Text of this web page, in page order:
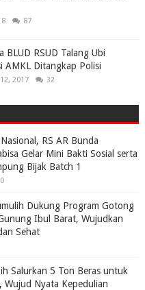
87
BLUD RSUD Talang Ubi
AMKL Ditangkap Polisi
2017 32
RS AR Bunda
Gelar Mini Bakti Sosial serta
Bijak Batch 1
0
Dukung Program Gotong
Ibul Barat, Wujudkan
Sehat
Salurkan 5 Ton Beras untuk
Wujud Nyata Kepedulian